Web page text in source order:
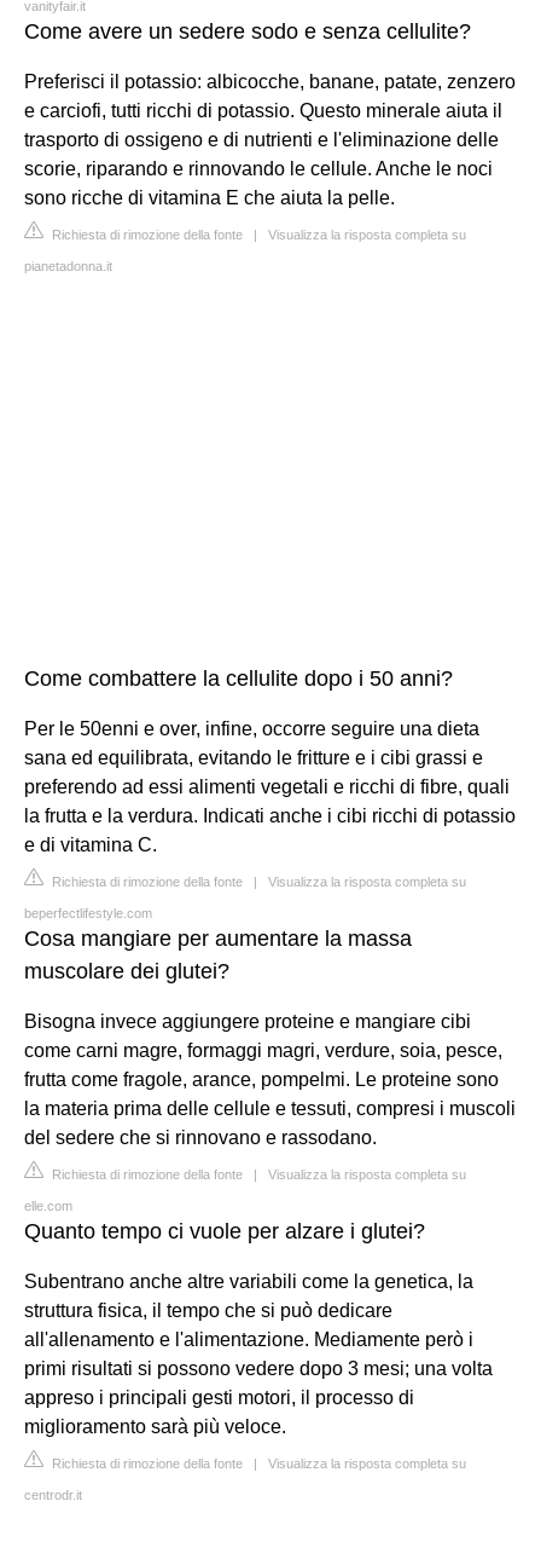
vanityfair.it
Come avere un sedere sodo e senza cellulite?
Preferisci il potassio: albicocche, banane, patate, zenzero
e carciofi, tutti ricchi di potassio. Questo minerale aiuta il
trasporto di ossigeno e di nutrienti e l'eliminazione delle
scorie, riparando e rinnovando le cellule. Anche le noci
sono ricche di vitamina E che aiuta la pelle.
Richiesta di rimozione della fonte | Visualizza la risposta completa su
pianetadonna.it
Come combattere la cellulite dopo i 50 anni?
Per le 50enni e over, infine, occorre seguire una dieta
sana ed equilibrata, evitando le fritture e i cibi grassi e
preferendo ad essi alimenti vegetali e ricchi di fibre, quali
la frutta e la verdura. Indicati anche i cibi ricchi di potassio
e di vitamina C.
Richiesta di rimozione della fonte | Visualizza la risposta completa su
beperfectlifestyle.com
Cosa mangiare per aumentare la massa
muscolare dei glutei?
Bisogna invece aggiungere proteine e mangiare cibi
come carni magre, formaggi magri, verdure, soia, pesce,
frutta come fragole, arance, pompelmi. Le proteine sono
la materia prima delle cellule e tessuti, compresi i muscoli
del sedere che si rinnovano e rassodano.
Richiesta di rimozione della fonte | Visualizza la risposta completa su
elle.com
Quanto tempo ci vuole per alzare i glutei?
Subentrano anche altre variabili come la genetica, la
struttura fisica, il tempo che si può dedicare
all'allenamento e l'alimentazione. Mediamente però i
primi risultati si possono vedere dopo 3 mesi; una volta
appreso i principali gesti motori, il processo di
miglioramento sarà più veloce.
Richiesta di rimozione della fonte | Visualizza la risposta completa su
centrodr.it